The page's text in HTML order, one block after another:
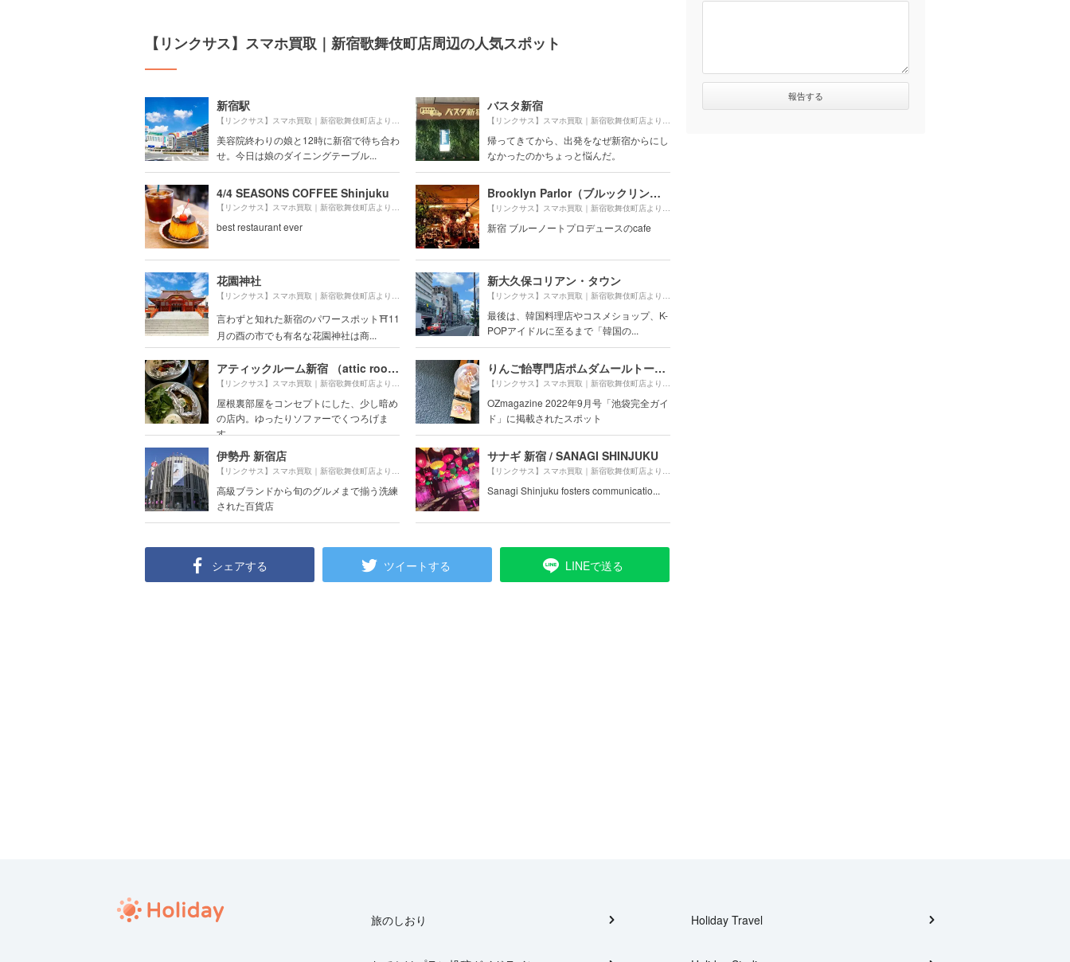
【リンクサス】スマホ買取｜新宿歌舞伎町店周辺の人気スポット
新宿駅
【リンクサス】スマホ買取｜新宿歌舞伎町店より約 450m（徒歩8分）
美容院終わりの娘と12時に新宿で待ち合わ
せ。今日は娘のダイニングテーブル...
バスタ新宿
【リンクサス】スマホ買取｜新宿歌舞伎町店より約
帰ってきてから、出発をなぜ新宿からにし
なかったのかちょっと悩んだ。
4/4 SEASONS COFFEE Shinjuku
【リンクサス】スマホ買取｜新宿歌舞伎町店より約 610m（徒歩11分）
best restaurant ever
Brooklyn Parlor（ブルックリンパーラー）
【リンクサス】スマホ買取｜新宿歌舞伎町店より約
新宿 ブルーノートプロデュースのcafe
花園神社
【リンクサス】スマホ買取｜新宿歌舞伎町店より約 210m（徒歩4分）
言わずと知れた新宿のパワースポット⛩11
月の酉の市でも有名な花園神社は商...
新大久保コリアン・タウン
【リンクサス】スマホ買取｜新宿歌舞伎町店より約
最後は、韓国料理店やコスメショップ、K-
POPアイドルに至るまで「韓国の...
アティックルーム新宿 （attic room SHINJUKU）
【リンクサス】スマホ買取｜新宿歌舞伎町店より約 100m（徒歩2分）
屋根裏部屋をコンセプトにした、少し暗め
の店内。ゆったりソファーでくつろげま
す。
りんご飴専門店ポムダムールトーキョー
【リンクサス】スマホ買取｜新宿歌舞伎町店より約
OZmagazine 2022年9月号「池袋完全ガイ
ド」に掲載されたスポット
伊勢丹 新宿店
【リンクサス】スマホ買取｜新宿歌舞伎町店より約 260m（徒歩5分）
高級ブランドから旬のグルメまで揃う洗練
された百貨店
サナギ 新宿 / SANAGI SHINJUKU
【リンクサス】スマホ買取｜新宿歌舞伎町店より約
Sanagi Shinjuku fosters communicatio...
シェアする ツイートする LINEで送る
旅のしおり Holiday Travel